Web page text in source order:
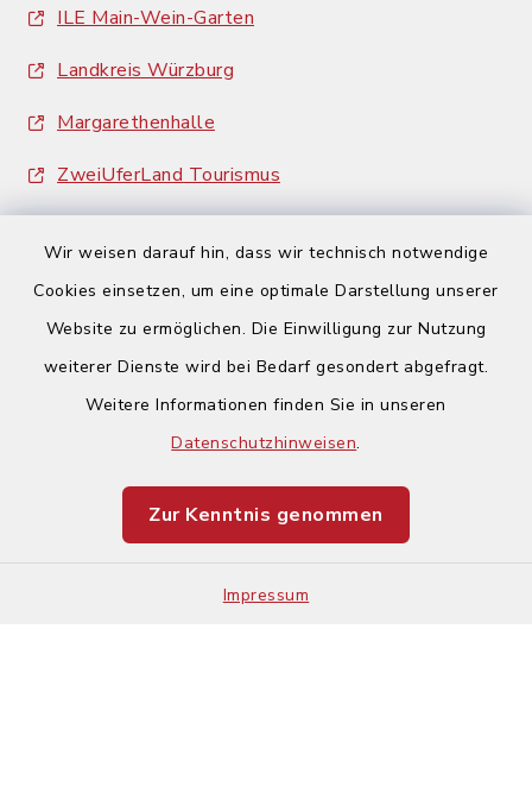
Wir weisen darauf hin, dass wir technisch notwendige
Cookies einsetzen, um eine optimale Darstellung unserer
Website zu ermöglichen. Die Einwilligung zur Nutzung
weiterer Dienste wird bei Bedarf gesondert abgefragt.
Weitere Informationen finden Sie in unseren
Datenschutzhinweisen.
Zur Kenntnis genommen
Impressum
ILE Main-Wein-Garten
Landkreis Würzburg
Margarethenhalle
ZweiUferLand Tourismus
Barrierefreiheit
Impressum
Sitemap